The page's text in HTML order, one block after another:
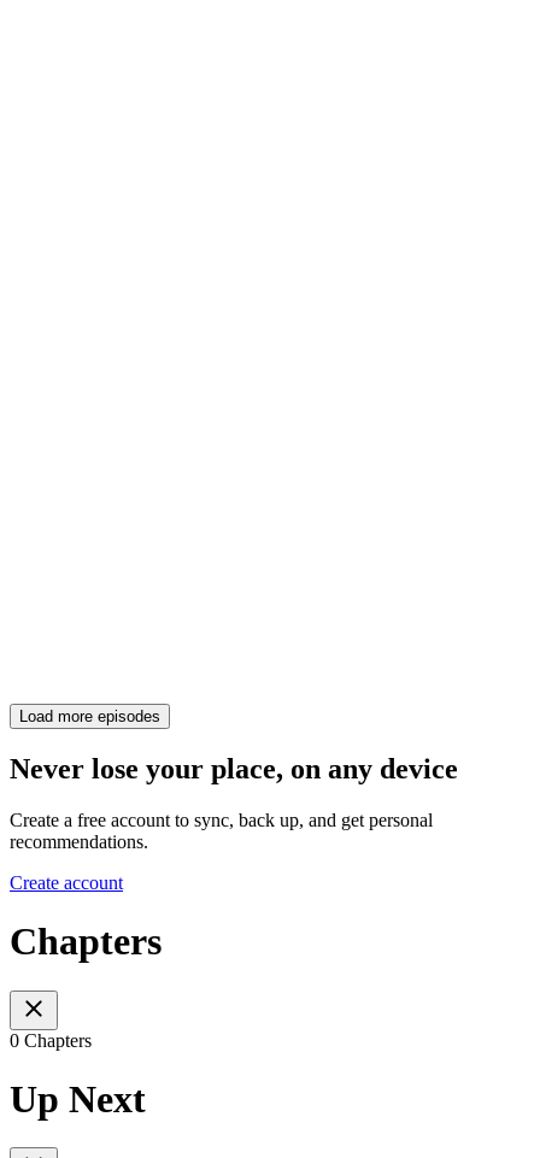
Load more episodes
Never lose your place, on any device
Create a free account to sync, back up, and get personal
recommendations.
Create account
Chapters
0 Chapters
Up Next